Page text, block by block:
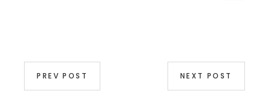
PREV POST NEXT POST